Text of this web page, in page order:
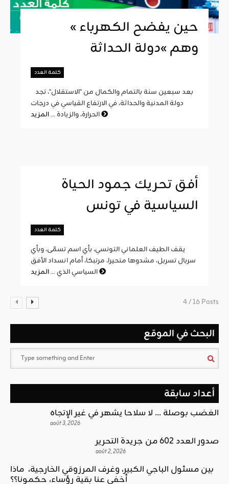
« حين يفضح الكهرباء
وهم »دولة الحداثة
كلمة العدد
دولة المدنية والحداثة، في الارتفاع القياسي في درجات
الحرارة، والزيادة ...
أفق تحريك جمود الحياة
السياسية في تونس
كلمة العدد
يقف الطيف العلماني التونسي، بأي اسم تسمّى، وبأي
سربال تسربل، مشدوها متحيرا، مرتبكا، أمام انسداد الأفق
السياسي الذي ...
4 / 16 Posts
البحث في الموقع
أعداد سابقة
الغضب بوصلة … لا سلاحا يشهر في غير الإتجاه
août 3, 2026
صدور العدد 602 من جريدة التحرير
août 2, 2026
بين مسئول الباجي الكبير، وغرف المرزوقي الخارجية، ماذا
أخفى عنا بقية رؤساء، حكمونا؟؟